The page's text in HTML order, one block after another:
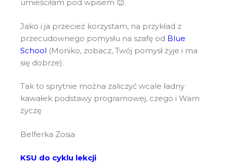
umieściłam pod wpisem 😊.
Jako i ja przecież korzystam, na przykład z
przecudownego pomysłu na szafę od Blue
School (Moniko, zobacz, Twój pomysł żyje i ma
się dobrze).
Tak to sprytnie można zaliczyć wcale ładny
kawałek podstawy programowej, czego i Wam
życzę
Belferka Zosia
KSU do cyklu lekcji